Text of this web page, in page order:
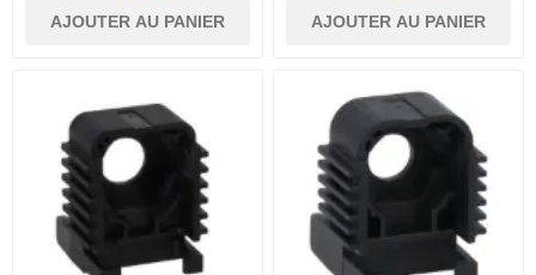
AJOUTER AU PANIER AJOUTER AU PANIER